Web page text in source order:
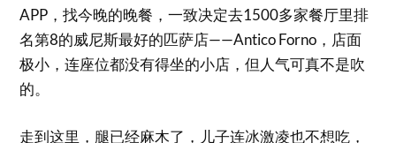
APP，找今晚的晚餐，一致决定去1500多家餐厅里排
名第8的威尼斯最好的匹萨店——Antico Forno，店面
极小，连座位都没有得坐的小店，但人气可真不是吹
的。
走到这里，腿已经麻木了，儿子连冰激凌也不想吃，